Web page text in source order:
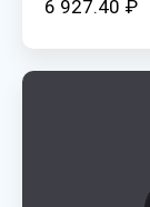
6 927.40 ₽